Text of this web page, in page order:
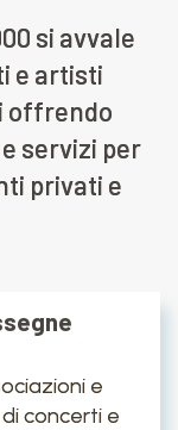
si avvale
e artisti
offrendo
servizi per
privati e
e
concerti e